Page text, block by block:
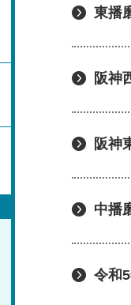
東播
阪神
阪神
中播
令和